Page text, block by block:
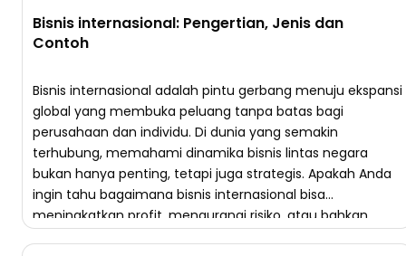
Bisnis internasional: Pengertian, Jenis dan
Contoh
Bisnis internasional adalah pintu gerbang menuju ekspansi
global yang membuka peluang tanpa batas bagi
perusahaan dan individu. Di dunia yang semakin
terhubung, memahami dinamika bisnis lintas negara
bukan hanya penting, tetapi juga strategis. Apakah Anda
ingin tahu bagaimana bisnis internasional bisa
meningkatkan profit, mengurangi risiko, atau bahkan